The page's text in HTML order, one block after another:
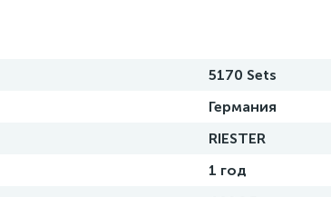
5170 Sets
Германия
RIESTER
1 год